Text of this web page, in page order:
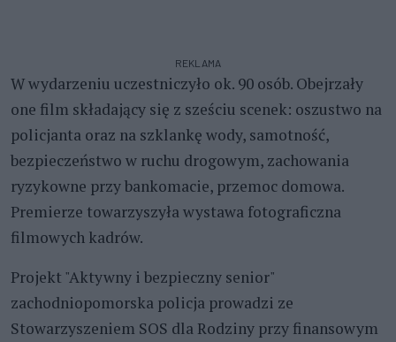
REKLAMA
W wydarzeniu uczestniczyło ok. 90 osób. Obejrzały
one film składający się z sześciu scenek: oszustwo na
policjanta oraz na szklankę wody, samotność,
bezpieczeństwo w ruchu drogowym, zachowania
ryzykowne przy bankomacie, przemoc domowa.
Premierze towarzyszyła wystawa fotograficzna
filmowych kadrów.
Projekt "Aktywny i bezpieczny senior"
zachodniopomorska policja prowadzi ze
Stowarzyszeniem SOS dla Rodziny przy finansowym